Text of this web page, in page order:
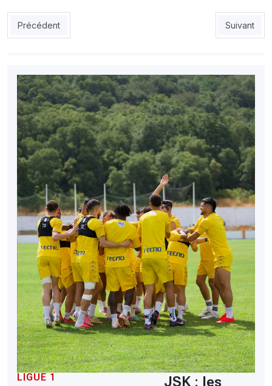
Article précédent : CRB : Zetchi promet à Messaoud Merad
Précédent Article
Suivant
LIGUE 1 JSK : les